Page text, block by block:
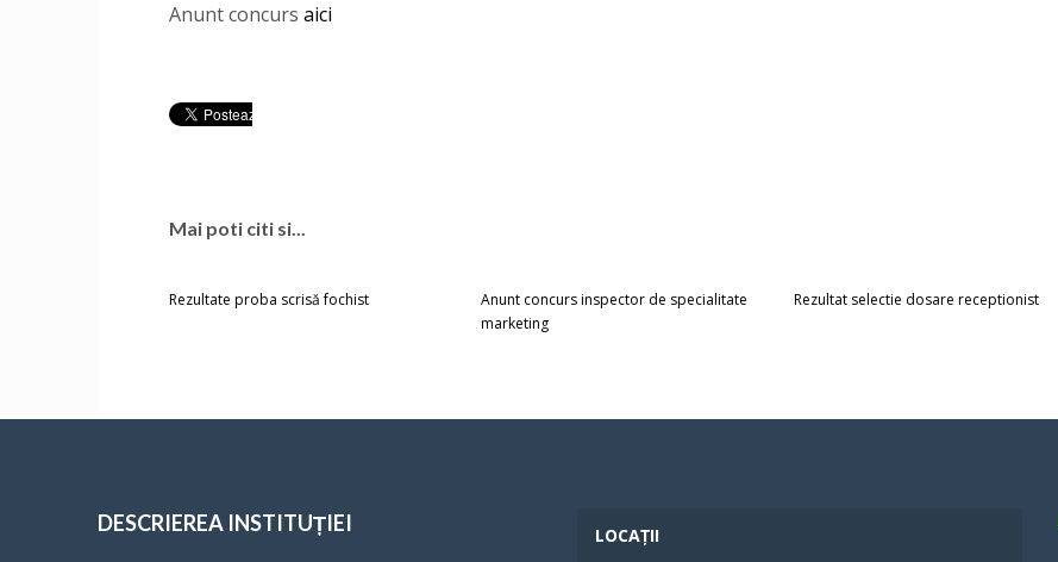
Anunt concurs aici
Mai poti citi si...
Rezultate proba scrisă fochist
Anunt concurs inspector de specialitate
marketing
Rezultat selectie dosare receptionist
DESCRIEREA INSTITUȚIEI LOCAȚII